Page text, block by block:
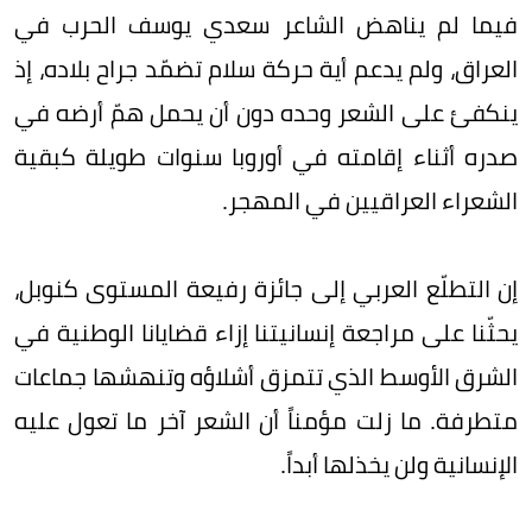
فيما لم يناهض الشاعر سعدي يوسف الحرب في
العراق، ولم يدعم أية حركة سلام تضمّد جراح بلاده، إذ
ينكفئ على الشعر وحده دون أن يحمل همّ أرضه في
صدره أثناء إقامته في أوروبا سنوات طويلة كبقية
الشعراء العراقيين في المهجر.
إن التطلّع العربي إلى جائزة رفيعة المستوى كنوبل،
يحثّنا على مراجعة إنسانيتنا إزاء قضايانا الوطنية في
الشرق الأوسط الذي تتمزق أشلاؤه وتنهشها جماعات
متطرفة. ما زلت مؤمناً أن الشعر آخر ما تعول عليه
الإنسانية ولن يخذلها أبداً.